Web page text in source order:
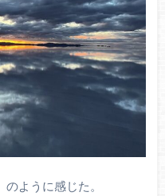
ように感じた。